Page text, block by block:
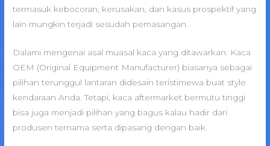
termasuk kebocoran, kerusakan, dan kasus prospektif yang
lain mungkin terjadi sesudah pemasangan.
Dalami mengenai asal muasal kaca yang ditawarkan. Kaca
OEM (Original Equipment Manufacturer) biasanya sebagai
pilihan terunggul lantaran didesain teristimewa buat style
kendaraan Anda. Tetapi, kaca aftermarket bermutu tinggi
bisa juga menjadi pilihan yang bagus kalau hadir dari
produsen ternama serta dipasang dengan baik.